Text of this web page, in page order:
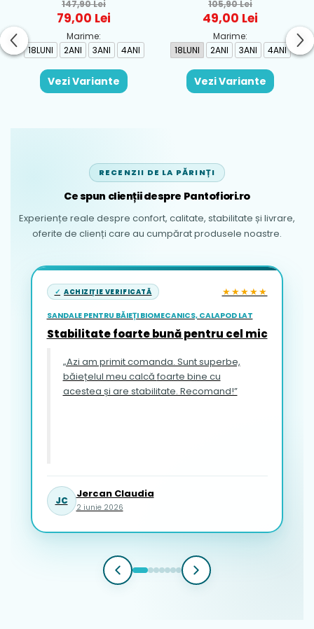
Albastru - 1665-31
147,90 Lei
79,00 Lei
Marime:
18LUNI
2ANI 3ANI 4ANI
Vezi Variante
Rosu - 1930-069
105,90 Lei
49,00 Lei
Marime:
18LUNI
2ANI 3ANI 4ANI
Vezi Variante
RECENZII DE LA PĂRINȚI
Ce spun clienții despre Pantofiori.ro
Experiențe reale despre confort, calitate, stabilitate și livrare,
oferite de clienți care au cumpărat produsele noastre.
ACHIZIȚIE VERIFICATĂ ★★★★★
SANDALE PENTRU BĂIEȚI BIOMECANICS, CALAPOD LAT
Stabilitate foarte bună pentru cel mic
„Azi am primit comanda. Sunt superbe,
băiețelul meu calcă foarte bine cu
acestea și are stabilitate. Recomand!”
JC
Jercan Claudia
2 iunie 2026